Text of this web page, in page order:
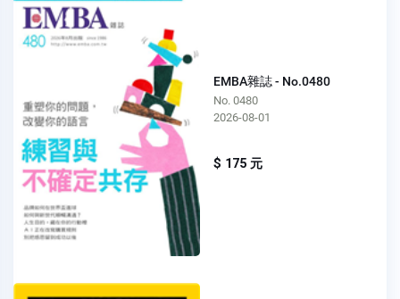
EMBA雜誌 - No.0480
No. 0480
2026-08-01
$ 175 元